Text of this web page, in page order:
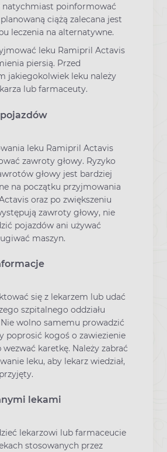
natychmiast poinformować
ciążą zalecana jest
leczenia na alternatywne.
leku Ramipril Actavis
piersią. Przed
jakiegokolwiek leku należy
lub farmaceuty.
leku Ramipril Actavis
zawroty głowy. Ryzyko
głowy jest bardziej
na początku przyjmowania
oraz po zwiększeniu
zawroty głowy, nie
pojazdów ani używać
maszyn.
się z lekarzem lub udać
szpitalnego oddziału
wolno samemu prowadzić
poprosić kogoś o zawiezienie
karetkę. Należy zabrać
leku, aby lekarz wiedział,
lekami
lekarzowi lub farmaceucie
stosowanych przez